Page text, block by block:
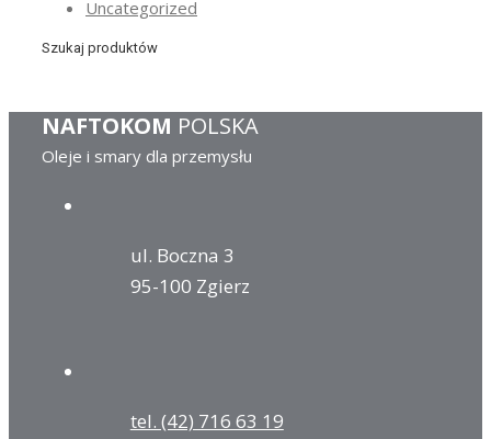
Uncategorized
Szukaj produktów
NAFTOKOM POLSKA
Oleje i smary dla przemysłu
ul. Boczna 3
95-100 Zgierz
tel. (42) 716 63 19